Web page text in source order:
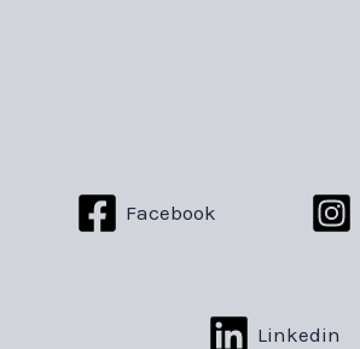
Facebook
Linkedin